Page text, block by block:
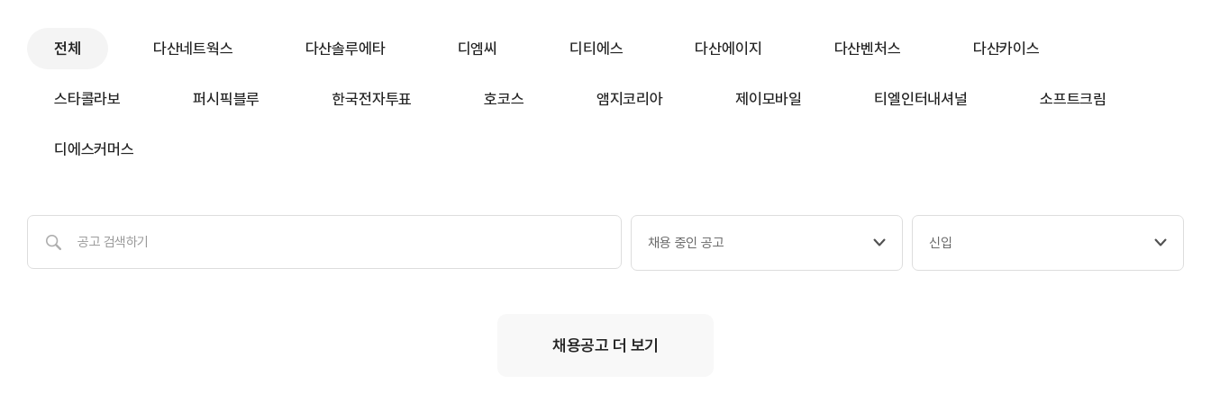
전체 다산네트웍스 다산솔루에타 디엠씨 디티에스 다산에이지 다산벤처스 다산카이스
스타콜라보 퍼시픽블루 한국전자투표 호코스 앰지코리아 제이모바일 티엘인터내셔널 소프트크림
디에스커머스
채용 중인 공고 신입
채용공고 더 보기